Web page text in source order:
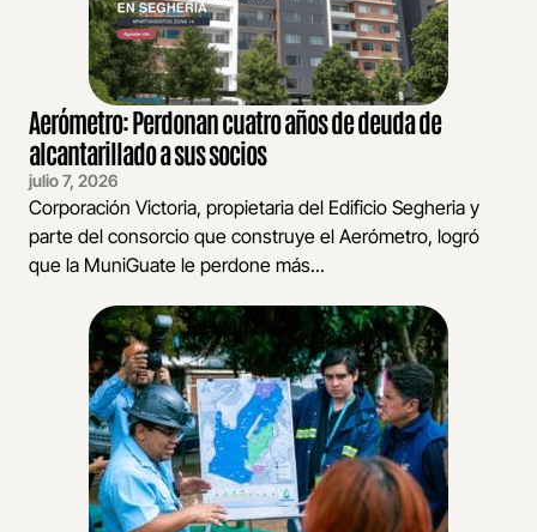
Aerómetro: Perdonan cuatro años de deuda de
alcantarillado a sus socios
julio 7, 2026
Corporación Victoria, propietaria del Edificio Segheria y
parte del consorcio que construye el Aerómetro, logró
que la MuniGuate le perdone más...